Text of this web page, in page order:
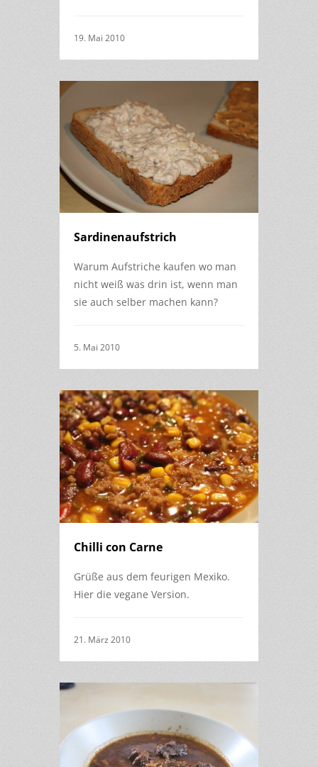
19. Mai 2010
Sardinenaufstrich
Warum Aufstriche kaufen wo man
nicht weiß was drin ist, wenn man
sie auch selber machen kann?
5. Mai 2010
Chilli con Carne
Grüße aus dem feurigen Mexiko.
Hier die vegane Version.
21. März 2010